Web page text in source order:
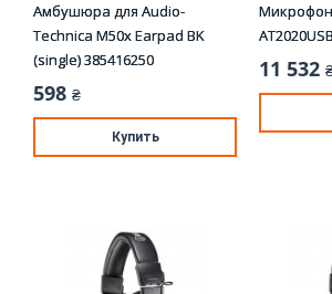
Амбушюра для Audio-
Technica M50x Earpad BK
(single) 385416250
598 ₴
Купить
Микрофон
11 532